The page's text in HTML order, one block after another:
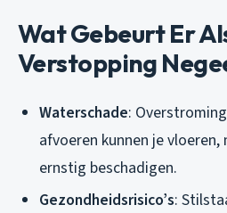
Wat Gebeurt Er
Verstopping
Waterschade:
afvoeren kunnen je vloeren,
ernstig beschadigen.
Gezondheidsrisico’s: